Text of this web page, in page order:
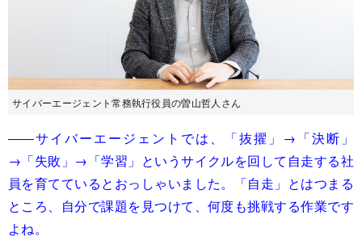
サイバーエージェント常務執行役員の曽山哲人さん
――サイバーエージェントでは、「抜擢」→「決断」
→「失敗」→「学習」というサイクルを回して自走する社
員を育てているとおっしゃいました。「自走」とはつまる
ところ、自分で課題を見つけて、何度も挑戦する作業です
よね。